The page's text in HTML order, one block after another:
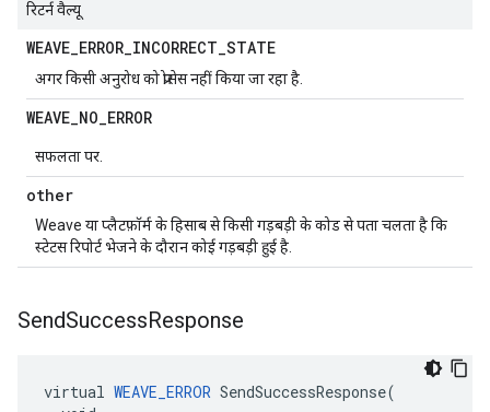
रिटर्न वैल्यू
WEAVE_ERROR_INCORRECT_STATE
अगर किसी अनुरोध को प्रोसेस नहीं किया जा रहा है.
WEAVE_NO_ERROR
सफलता पर.
other
Weave या प्लैटफ़ॉर्म के हिसाब से किसी गड़बड़ी के कोड से पता चलता है कि
स्टेटस रिपोर्ट भेजने के दौरान कोई गड़बड़ी हुई है.
SendSuccessResponse
virtual WEAVE_ERROR SendSuccessResponse(